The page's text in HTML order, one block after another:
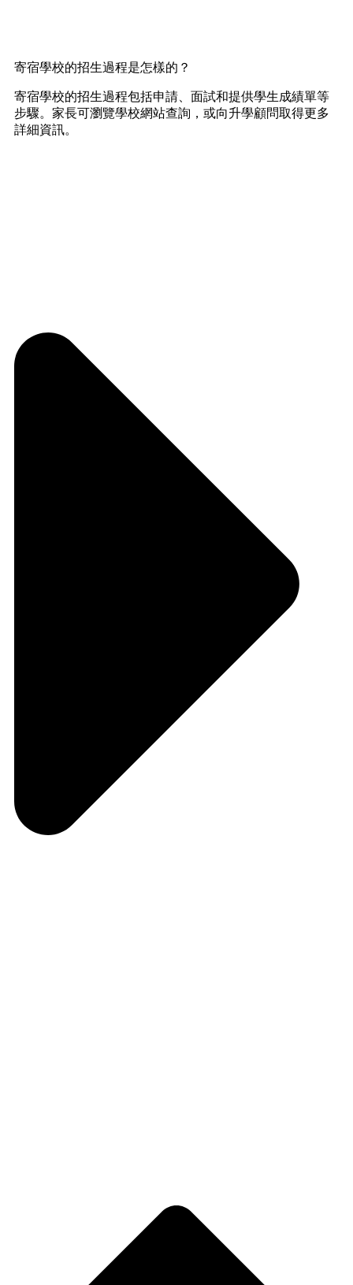
寄宿學校的招生過程是怎樣的？
寄宿學校的招生過程包括申請、面試和提供學生成績單等
步驟。家長可瀏覽學校網站查詢，或向升學顧問取得更多
詳細資訊。